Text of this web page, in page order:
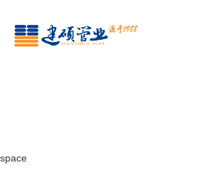
space